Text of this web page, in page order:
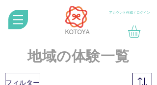
アカウント作成 / ログイン
地域の体験一覧
フィルター